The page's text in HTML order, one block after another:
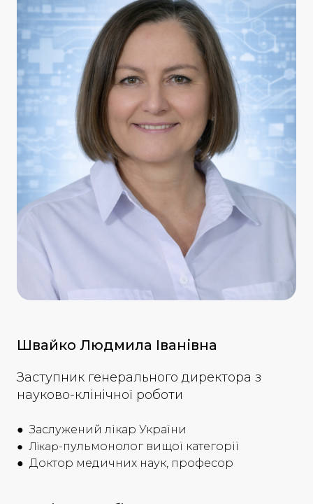
Швайко Людмила Іванівна
Заступник генерального директора з
науково-клінічної роботи
● Заслужений лікар України
● Лікар-пульмонолог вищої категорії
● Доктор медичних наук, професор